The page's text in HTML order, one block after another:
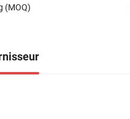
(MOQ)